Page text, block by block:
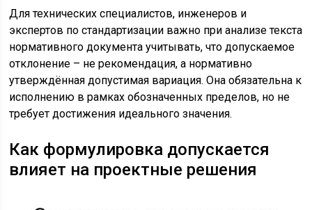
Для технических специалистов, инженеров и
экспертов по стандартизации важно при анализе текста
нормативного документа учитывать, что допускаемое
отклонение – не рекомендация, а нормативно
утверждённая допустимая вариация. Она обязательна к
исполнению в рамках обозначенных пределов, но не
требует достижения идеального значения.
Как формулировка допускается
влияет на проектные решения